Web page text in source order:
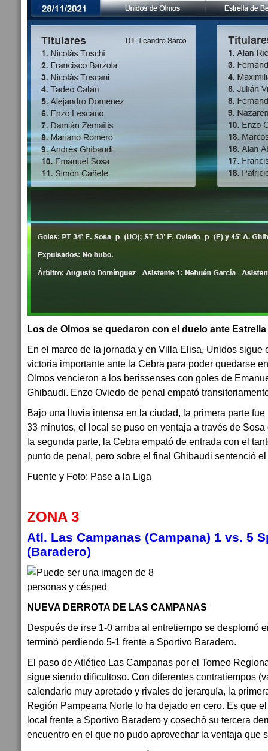
Los de Olmos se quedaron con el duelo ante Estrella
En el marco de la jornada y en Villa Elisa, Unidos sigue
victoria importante ante la Cebra para poder quedarse
Olmos vencieron a los berissenses con goles de
Ghibaudi. Enzo Oviedo de penal empató
Bajo una lluvia intensa en la ciudad, la primera parte
33 minutos, el local se puso en ventaja a través de
la segunda parte, la Cebra empató de entrada con el
punto de penal, pero sobre el final Ghibaudi sentenció
Fuente y Foto: Pase a la Liga
ZONA 3
Atl. Las Campanas (Campana) 1 vs. 5
(Baradero)
NUEVA DERROTA DE LAS CAMPANAS
Después de irse 1-0 arriba al entretiempo se desplomó
terminó perdiendo 5-1 frente a Sportivo Baradero.
El paso de Atlético Las Campanas por el Torneo
sigue siendo dificultoso. Con diferentes contratiempos
calendario muy apretado y rivales de jerarquía, la
Región Pampeana Norte lo ha dejado en cero. Es que
local frente a Sportivo Baradero y cosechó su tercera
encuentro en el que no pudo aprovechar la ventaja que